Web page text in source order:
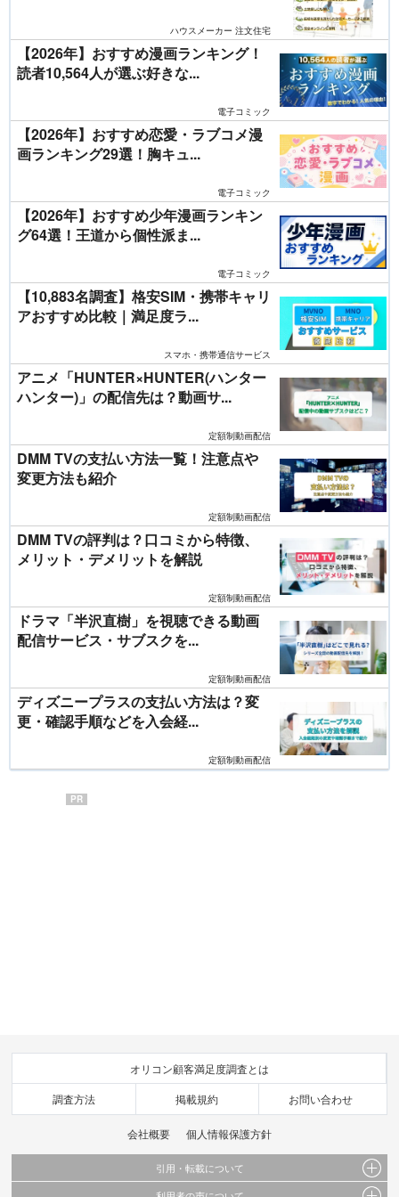
ハウスメーカー 注文住宅
【2026年】おすすめ漫画ランキング！
読者10,564人が選ぶ好きな...
電子コミック
【2026年】おすすめ恋愛・ラブコメ漫
画ランキング29選！胸キュ...
電子コミック
【2026年】おすすめ少年漫画ランキン
グ64選！王道から個性派ま...
電子コミック
【10,883名調査】格安SIM・携帯キャリ
アおすすめ比較｜満足度ラ...
スマホ・携帯通信サービス
アニメ「HUNTER×HUNTER(ハンター
ハンター)」の配信先は？動画サ...
定額制動画配信
DMM TVの支払い方法一覧！注意点や
変更方法も紹介
定額制動画配信
DMM TVの評判は？口コミから特徴、
メリット・デメリットを解説
定額制動画配信
ドラマ「半沢直樹」を視聴できる動画
配信サービス・サブスクを...
定額制動画配信
ディズニープラスの支払い方法は？変
更・確認手順などを入会経...
定額制動画配信
PR
オリコン顧客満足度調査とは
調査方法 掲載規約 お問い合わせ
会社概要 個人情報保護方針
引用・転載について